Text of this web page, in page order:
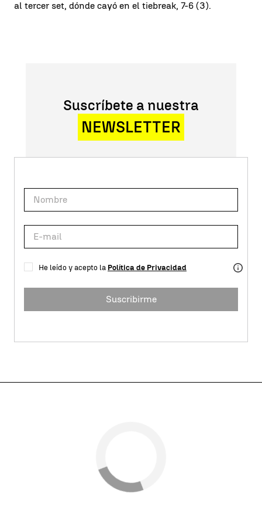
al tercer set, dónde cayó en el tiebreak, 7-6 (3).
Suscríbete a nuestra
NEWSLETTER
He leído y acepto la Política de Privacidad
Suscribirme